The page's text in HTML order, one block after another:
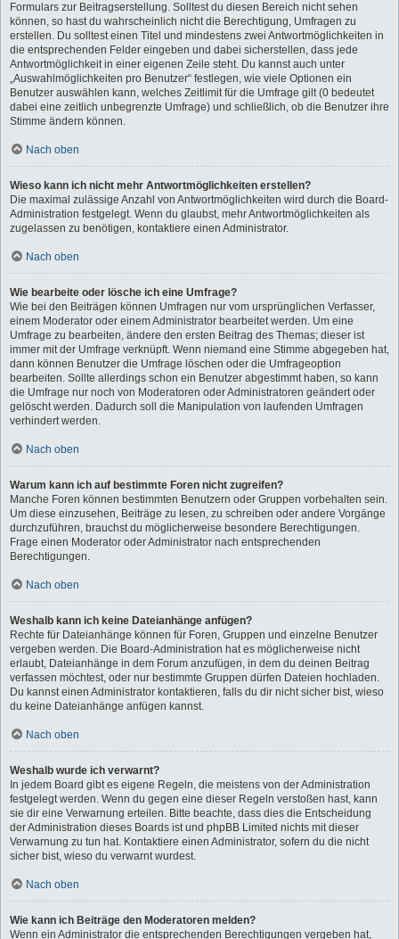
Formulars zur Beitragserstellung. Solltest du diesen Bereich nicht sehen
können, so hast du wahrscheinlich nicht die Berechtigung, Umfragen zu
erstellen. Du solltest einen Titel und mindestens zwei Antwortmöglichkeiten in
die entsprechenden Felder eingeben und dabei sicherstellen, dass jede
Antwortmöglichkeit in einer eigenen Zeile steht. Du kannst auch unter
„Auswahlmöglichkeiten pro Benutzer“ festlegen, wie viele Optionen ein
Benutzer auswählen kann, welches Zeitlimit für die Umfrage gilt (0 bedeutet
dabei eine zeitlich unbegrenzte Umfrage) und schließlich, ob die Benutzer ihre
Stimme ändern können.
Nach oben
Wieso kann ich nicht mehr Antwortmöglichkeiten erstellen?
Die maximal zulässige Anzahl von Antwortmöglichkeiten wird durch die Board-
Administration festgelegt. Wenn du glaubst, mehr Antwortmöglichkeiten als
zugelassen zu benötigen, kontaktiere einen Administrator.
Nach oben
Wie bearbeite oder lösche ich eine Umfrage?
Wie bei den Beiträgen können Umfragen nur vom ursprünglichen Verfasser,
einem Moderator oder einem Administrator bearbeitet werden. Um eine
Umfrage zu bearbeiten, ändere den ersten Beitrag des Themas; dieser ist
immer mit der Umfrage verknüpft. Wenn niemand eine Stimme abgegeben hat,
dann können Benutzer die Umfrage löschen oder die Umfrageoption
bearbeiten. Sollte allerdings schon ein Benutzer abgestimmt haben, so kann
die Umfrage nur noch von Moderatoren oder Administratoren geändert oder
gelöscht werden. Dadurch soll die Manipulation von laufenden Umfragen
verhindert werden.
Nach oben
Warum kann ich auf bestimmte Foren nicht zugreifen?
Manche Foren können bestimmten Benutzern oder Gruppen vorbehalten sein.
Um diese einzusehen, Beiträge zu lesen, zu schreiben oder andere Vorgänge
durchzuführen, brauchst du möglicherweise besondere Berechtigungen.
Frage einen Moderator oder Administrator nach entsprechenden
Berechtigungen.
Nach oben
Weshalb kann ich keine Dateianhänge anfügen?
Rechte für Dateianhänge können für Foren, Gruppen und einzelne Benutzer
vergeben werden. Die Board-Administration hat es möglicherweise nicht
erlaubt, Dateianhänge in dem Forum anzufügen, in dem du deinen Beitrag
verfassen möchtest, oder nur bestimmte Gruppen dürfen Dateien hochladen.
Du kannst einen Administrator kontaktieren, falls du dir nicht sicher bist, wieso
du keine Dateianhänge anfügen kannst.
Nach oben
Weshalb wurde ich verwarnt?
In jedem Board gibt es eigene Regeln, die meistens von der Administration
festgelegt werden. Wenn du gegen eine dieser Regeln verstoßen hast, kann
sie dir eine Verwarnung erteilen. Bitte beachte, dass dies die Entscheidung
der Administration dieses Boards ist und phpBB Limited nichts mit dieser
Verwarnung zu tun hat. Kontaktiere einen Administrator, sofern du die nicht
sicher bist, wieso du verwarnt wurdest.
Nach oben
Wie kann ich Beiträge den Moderatoren melden?
Wenn ein Administrator die entsprechenden Berechtigungen vergeben hat,